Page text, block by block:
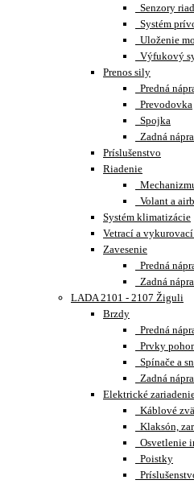
Senzory
Systém
Uloženie
Výfukový
Prenos sily
Predná
Prevodovka
Spojka
Zadná
Príslušenstvo
Riadenie
Volant a
Systém klimatizácie
Vetrací a vykurovací
Zavesenie
Predná
Zadná
LADA 2101 - 2107 Žiguli
Brzdy
Predná
Prvky
Spínače a
Zadná
Elektrické
Káblové
Klaksón,
Osvetlenie
Poistky